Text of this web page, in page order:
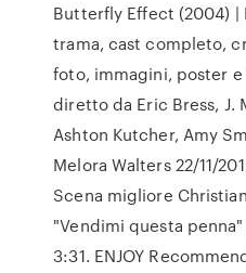
Butterfly Effect (2004) |
trama, cast completo,
foto, immagini, poster
diretto da Eric Bress, J.
Ashton Kutcher, Amy
Melora Walters 22/11/
Scena migliore
"Vendimi questa penna"
3:31. ENJOY